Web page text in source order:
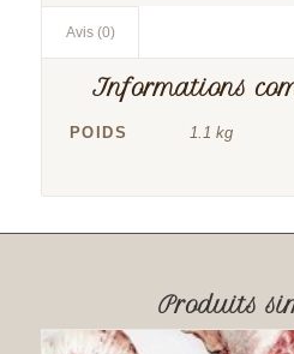
Avis (0)
Informations
POIDS 1.1 kg
Produits